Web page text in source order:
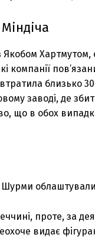
Якобом Хартмутом,
компанії
близько
заводі, де
що в обох
проте, за
видає